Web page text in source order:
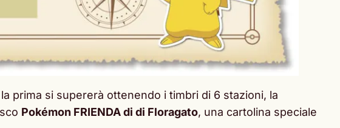
prima si supererà ottenendo i timbri di 6 stazioni, la
Pokémon FRIENDA di di Floragato, una cartolina speciale